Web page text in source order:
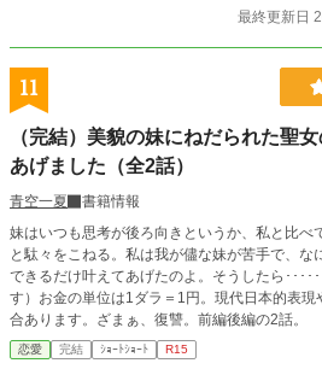
最終更新日
11
（完結）美貌の妹にねだられた聖
あげました（全2話）
青空一夏
書籍情報
妹はいつも思考が後ろ向きというか、私と比べ
と駄々をこねる。私は我が儘な妹が苦手で、な
できるだけ叶えてあげたのよ。そうしたら･･････ 青空異世界（独自の設定
す）お金の単位は1ダラ＝1円。現代日本的表
合あります。ざまぁ、復讐。前編後編の2話。
恋愛 完結 ｼｮｰﾄｼｮｰﾄ R15